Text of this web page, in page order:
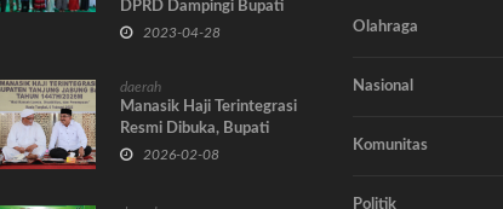
DPRD Dampingi Bupati
Kunjungan Safari Jum’at
2023-04-28
daerah
Manasik Haji Terintegrasi
Resmi Dibuka, Bupati
Anwar Sadat Dorong Haji
2026-02-08
Olahraga
Nasional
Komunitas
Politik